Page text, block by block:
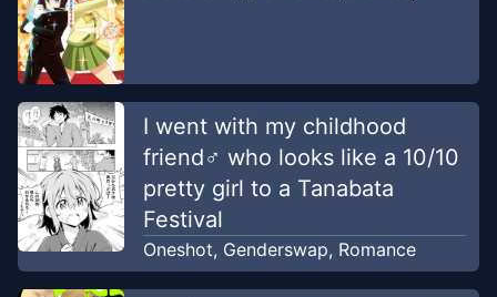
Chapter1-
PETAI TRANSLATOR
I went with my childhood
friend♂ who looks like a 10/10
pretty girl to a Tanabata
Festival
Oneshot, Genderswap, Romance